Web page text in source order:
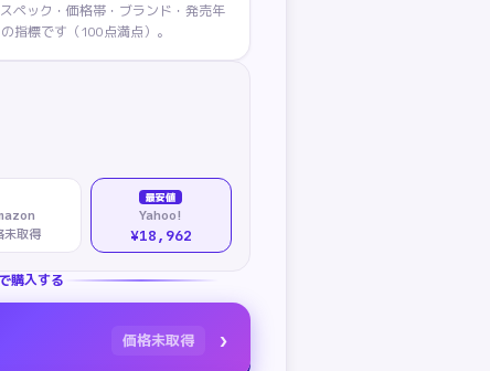
ペック・価格帯・ブランド・発売年
指標です（100点満点）。
未取得
最安値
Yahoo!
¥18,962
購入する
価格未取得 ›